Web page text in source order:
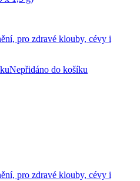
pro zdravé klouby, cévy i
Nepřidáno do košíku
pro zdravé klouby, cévy i